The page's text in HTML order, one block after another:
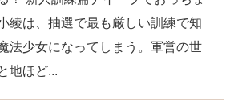
綾は、抽選で最も厳しい訓練で知
法少女になってしまう。軍営の世
地ほど...